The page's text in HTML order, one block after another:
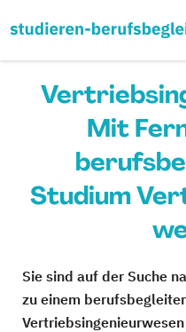
Mit
Studium
Sie sind auf der Suche
zu einem